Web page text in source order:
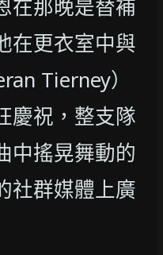
在那晚是替補
在更衣室中與
Tierney）
慶祝，整支隊
中搖晃舞動的
社群媒體上廣